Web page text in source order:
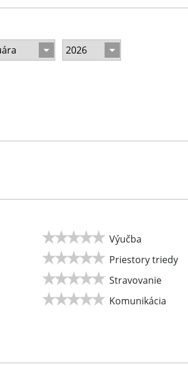
Výučba
Priestory triedy
Stravovanie
Komunikácia